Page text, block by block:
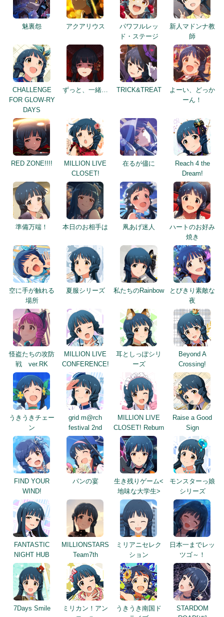
魅裏怨 アクアリウス
パワフルレッ
ド・ステージ
新人マドンナ教
師
CHALLENGE
FOR GLOW-RY
DAYS
ずっと、一緒… TRICK&TREAT
よーい、どっか
ーん！
RED ZONE!!!!
MILLION LIVE
CLOSET!
在るが儘に
Reach 4 the
Dream!
準備万端！ 本日のお相手は 凧あげ迷人
ハートのお好み
焼き
空に手が触れる
場所
夏服シリーズ 私たちのRainbow
とびきり素敵な
夜
怪盗たちの攻防
戦 ver.RK
MILLION LIVE
CONFERENCE!
耳としっぽシリ
ーズ
Beyond A
Crossing!
うきうきチェー
ン
grid m@rch
festival 2nd
MILLION LIVE
CLOSET! Reburn
Raise a Good
Sign
FIND YOUR
WIND!
パンの宴
生き残りゲーム<
地味な大学生>
モンスターっ娘
シリーズ
FANTASTIC
NIGHT HUB
MILLIONSTARS
Team7th
ミリアニセレク
ション
日本一までレッ
ツゴ～！
7Days Smile
ミリカン！アン
うきうき南国ド
STARDOM